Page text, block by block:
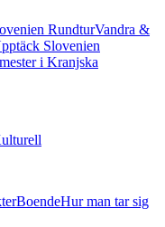
RundturVandra &
Slovenien
i Kranjska
BoendeHur man tar sig